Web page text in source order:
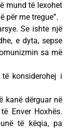
mund të lexohet
për me tregue”.
Se ishte një
e dyta, sepse
sa më
konsiderohej i
kanë dërguar në
Enver Hoxhës.
të këqia, pa